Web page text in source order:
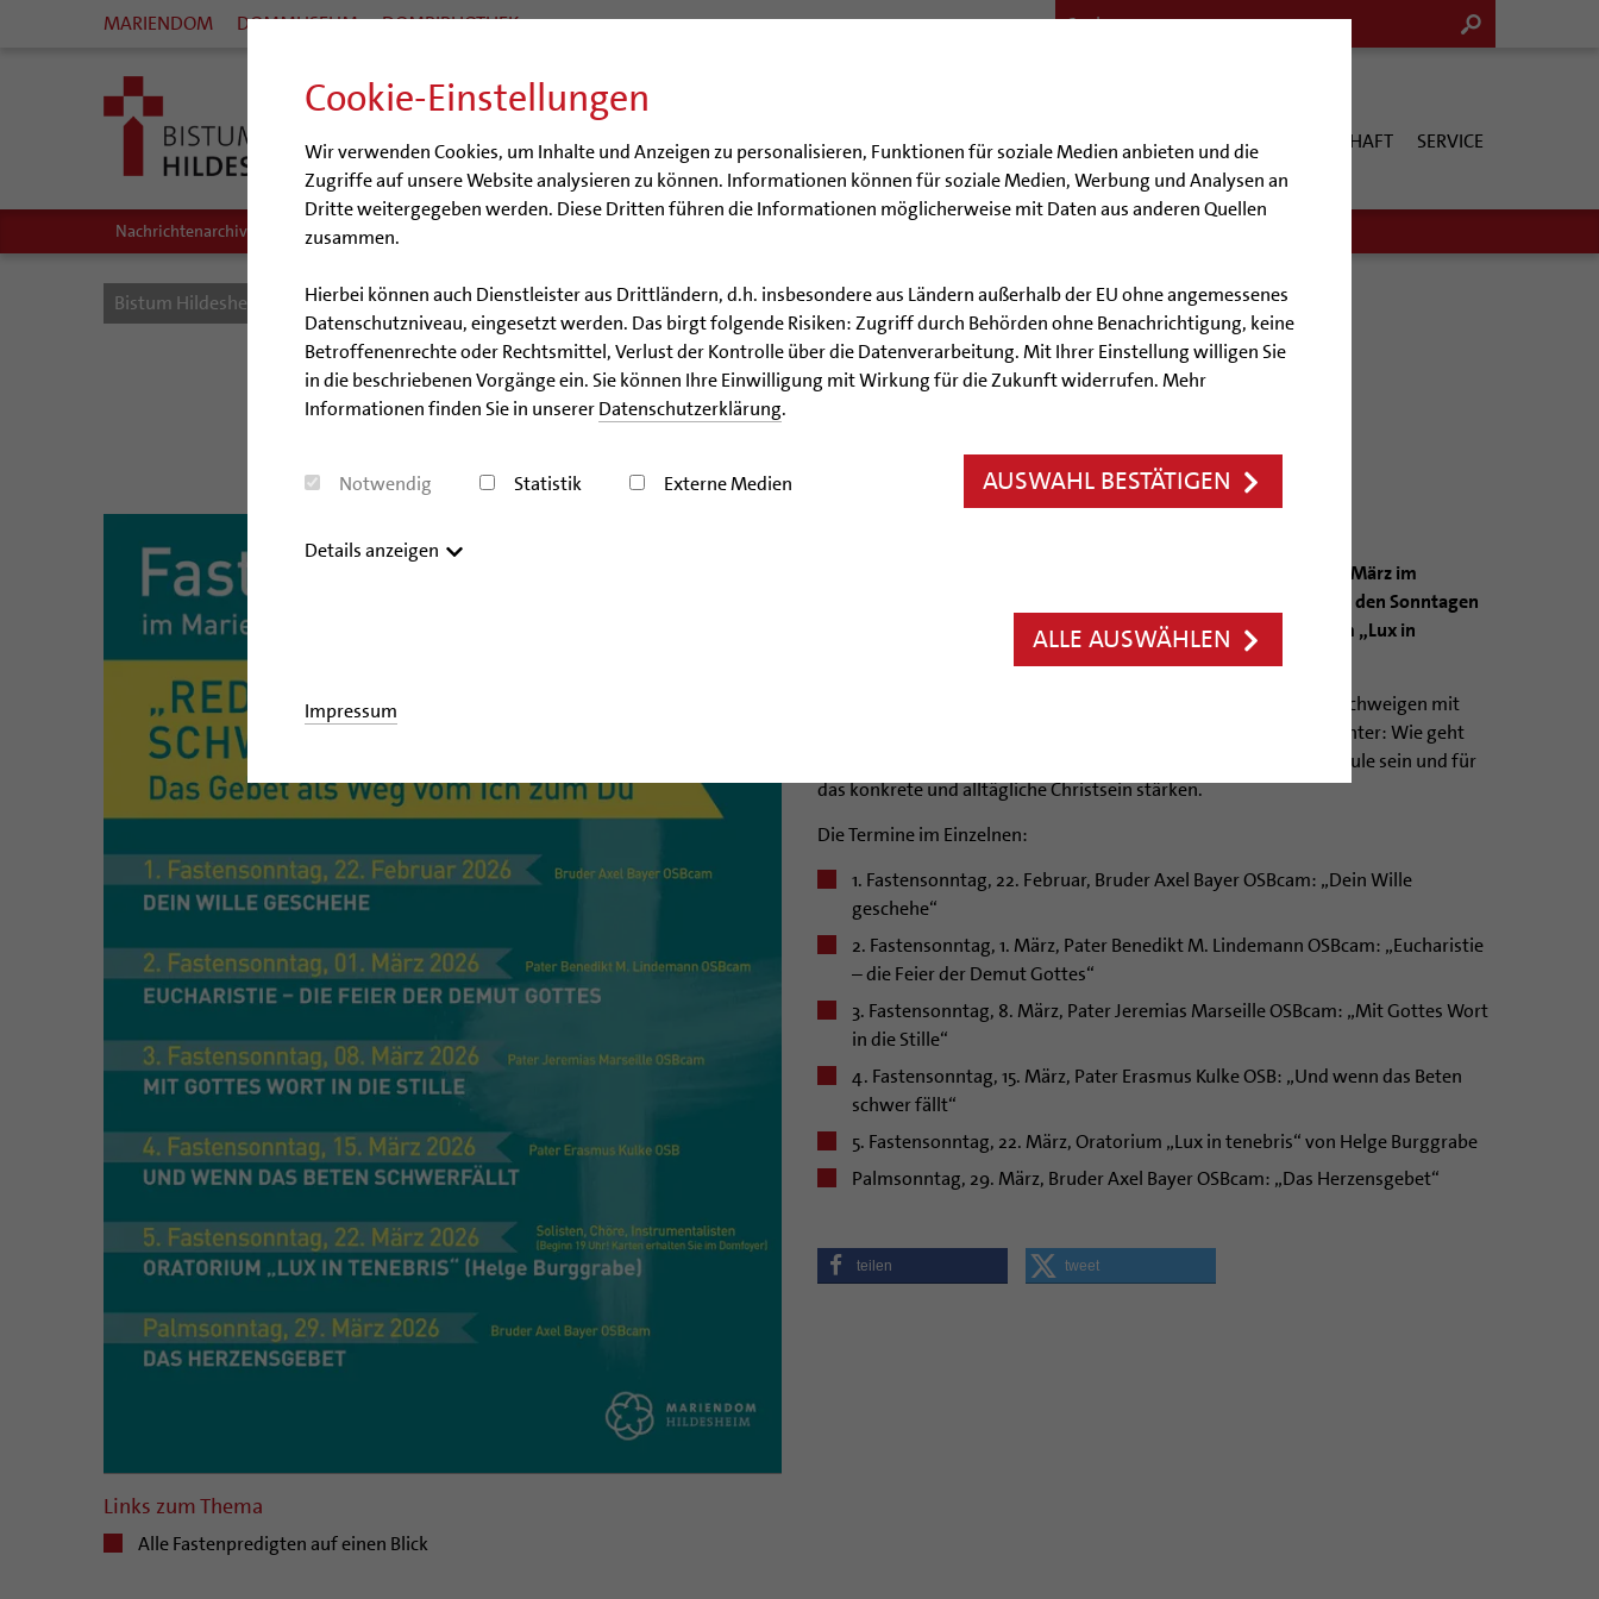
Cookie-Einstellungen
Wir verwenden Cookies, um Inhalte und Anzeigen zu personalisieren, Funktionen für soziale Medien anbieten und die
Zugriffe auf unsere Website analysieren zu können. Informationen können für soziale Medien, Werbung und Analysen an
Dritte weitergegeben werden. Diese Dritten führen die Informationen möglicherweise mit Daten aus anderen Quellen
zusammen.
Hierbei können auch Dienstleister aus Drittländern, d.h. insbesondere aus Ländern außerhalb der EU ohne angemessenes
Datenschutzniveau, eingesetzt werden. Das birgt folgende Risiken: Zugriff durch Behörden ohne Benachrichtigung, keine
Betroffenenrechte oder Rechtsmittel, Verlust der Kontrolle über die Datenverarbeitung. Mit Ihrer Einstellung willigen Sie
in die beschriebenen Vorgänge ein. Sie können Ihre Einwilligung mit Wirkung für die Zukunft widerrufen. Mehr
Informationen finden Sie in unsererDatenschutzerklärung.
Notwendig Statistik Externe Medien AUSWAHL BESTÄTIGEN
Details anzeigen
ALLE AUSWÄHLEN
Impressum
MARIENDOM DOMMUSEUM DOMBIBLIOTHEK
BISTUM BERATUNG & HILFE BILDUNG & KULTUR KIRCHE & GESELLSCHAFT SERVICE
Nachrichtenarchiv Audio/Podcasts
Bistum Hildesheim Bistum Nachrichten Artikel
Reden mit Gott – Schweigen mit Gott
Fastenpredigten im Hildesheimer Dom stellen Gebet in den Fokus
Links zum Thema
Alle Fastenpredigten auf einen Blick
In der bevorstehenden Fastenzeit werden vom 22. Februar bis 29. März im
Hildesheimer Dom wieder Fastenpredigten angeboten, jeweils an den Sonntagen
um 18 Uhr. Ausnahme: Am 22. März wird um 19 Uhr das Oratorium „Lux in
Das Leitwort dieser besonderen Reihe lautet: „Reden mit Gott – Schweigen mit
Gott. Das Gebet als Weg vom Ich zum Du“. Die Fragestellung dahinter: Wie geht
Gebet? Die Predigten in diesem Jahr wollen eine kleine Gebetsschule sein und für
das konkrete und alltägliche Christsein stärken.
Die Termine im Einzelnen:
1. Fastensonntag, 22. Februar, Bruder Axel Bayer OSBcam: „Dein Wille
geschehe“
2. Fastensonntag, 1. März, Pater Benedikt M. Lindemann OSBcam: „Eucharistie
– die Feier der Demut Gottes“
3. Fastensonntag, 8. März, Pater Jeremias Marseille OSBcam: „Mit Gottes Wort
in die Stille“
4. Fastensonntag, 15. März, Pater Erasmus Kulke OSB: „Und wenn das Beten
schwer fällt“
5. Fastensonntag, 22. März, Oratorium „Lux in tenebris“ von Helge Burggrabe
Palmsonntag, 29. März, Bruder Axel Bayer OSBcam: „Das Herzensgebet“
teilen tweet